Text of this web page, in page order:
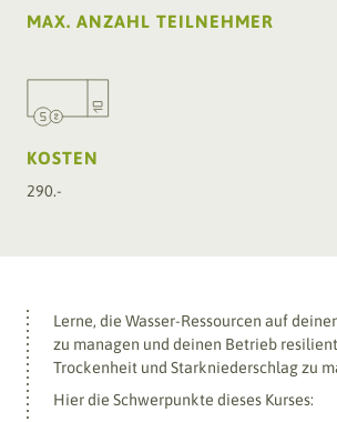
Projekt
Portraits
Klimawissen
Ideenkatalog
MAX. ANZAHL TEILNEHMER
KOSTEN
290.-
Lerne, die Wasser-Ressourcen auf
zu managen und deinen Betrieb
Trockenheit und Starkniederschlag zu
Hier die Schwerpunkte dieses Kurses: